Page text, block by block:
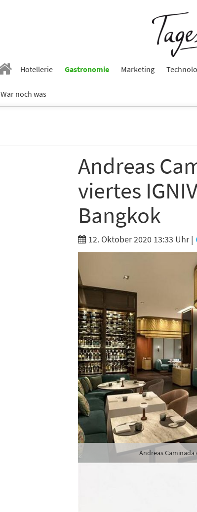
Hotellerie Gastronomie Marketing
War noch was
Andreas
viertes
Bangkok
12. Oktober 2020 13:33 Uhr|
Andreas
Vorheriges